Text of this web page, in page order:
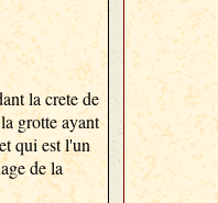
la crete de
grotte ayant
qui est l'un
de la